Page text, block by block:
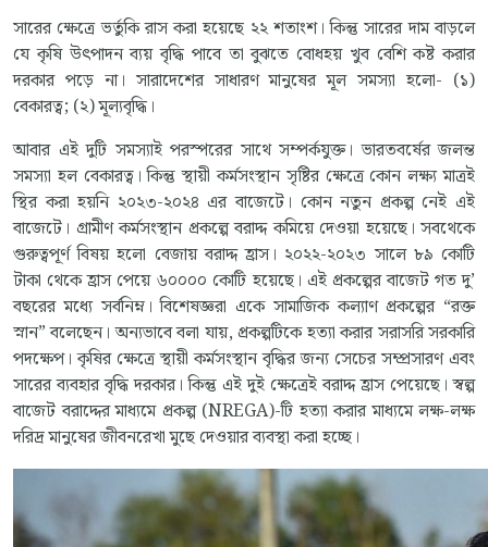
সারের ক্ষেত্রে ভর্তুকি রাস করা হয়েছে ২২ শতাংশ। কিন্তু সারের দাম বাড়লে
যে কৃষি উৎপাদন ব্যয় বৃদ্ধি পাবে তা বুঝতে বোধহয় খুব বেশি কষ্ট করার
দরকার পড়ে না। সারাদেশের সাধারণ মানুষের মূল সমস্যা হলো- (১)
বেকারত্ব; (২) মূল্যবৃদ্ধি।
আবার এই দুটি সমস্যাই পরস্পরের সাথে সম্পর্কযুক্ত। ভারতবর্ষের জলন্ত
সমস্যা হল বেকারত্ব। কিন্তু স্থায়ী কর্মসংস্থান সৃষ্টির ক্ষেত্রে কোন লক্ষ্য মাত্রই
স্থির করা হয়নি ২০২৩-২০২৪ এর বাজেটে। কোন নতুন প্রকল্প নেই এই
বাজেটে। গ্রামীণ কর্মসংস্থান প্রকল্পে বরাদ্দ কমিয়ে দেওয়া হয়েছে। সবথেকে
গুরুত্বপূর্ণ বিষয় হলো বেজায় বরাদ্দ হ্রাস। ২০২২-২০২৩ সালে ৮৯ কোটি
টাকা থেকে হ্রাস পেয়ে ৬০০০০ কোটি হয়েছে। এই প্রকল্পের বাজেট গত দু’
বছরের মধ্যে সর্বনিম্ন। বিশেষজ্ঞরা একে সামাজিক কল্যাণ প্রকল্পের “রক্ত
স্নান” বলেছেন। অন্যভাবে বলা যায়, প্রকল্পটিকে হত্যা করার সরাসরি সরকারি
পদক্ষেপ। কৃষির ক্ষেত্রে স্থায়ী কর্মসংস্থান বৃদ্ধির জন্য সেচের সম্প্রসারণ এবং
সারের ব্যবহার বৃদ্ধি দরকার। কিন্তু এই দুই ক্ষেত্রেই বরাদ্দ হ্রাস পেয়েছে। স্বল্প
বাজেট বরাদ্দের মাধ্যমে প্রকল্প (NREGA)-টি হত্যা করার মাধ্যমে লক্ষ-লক্ষ
দরিদ্র মানুষের জীবনরেখা মুছে দেওয়ার ব্যবস্থা করা হচ্ছে।